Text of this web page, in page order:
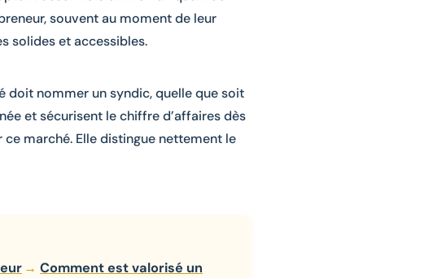
souvent au moment de leur
solides et accessibles.
doit nommer un syndic, quelle que soit
et sécurisent le chiffre d’affaires dès
marché. Elle distingue nettement le
Comment est valorisé un